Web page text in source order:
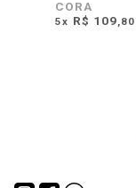
CORA
5x R$ 109,80